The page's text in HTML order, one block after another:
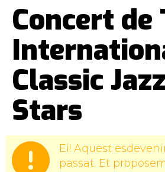
Concert de
Classic
Stars
Ei! Aquest
passat. Et